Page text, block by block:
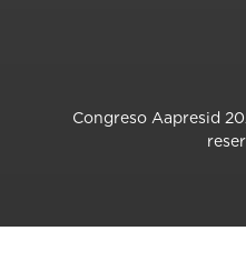
Congreso Aapresid